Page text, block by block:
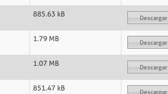
885.63 kB Descargar
1.79 MB Descargar
1.07 MB Descargar
851.47 kB Descargar